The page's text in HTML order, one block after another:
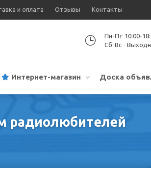
и оплата Отзывы Контакты
Пн-Пт 10:00-
Сб-Вс -
Интернет-магазин Доска
радиолюбителей